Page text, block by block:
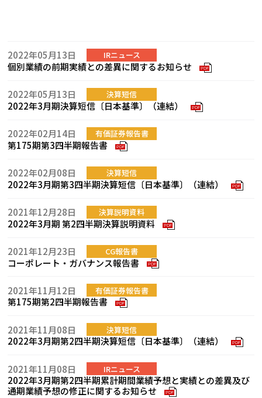
2022年05月13日 IRニュース
個別業績の前期実績との差異に関するお知らせ PDF
2022年05月13日 決算短信
2022年3月期決算短信〔日本基準〕（連結） PDF
2022年02月14日 有価証券報告書
第175期第3四半期報告書 PDF
2022年02月08日 決算短信
2022年3月期第3四半期決算短信〔日本基準〕（連結） PDF
2021年12月28日 決算説明資料
2022年3月期 第2四半期決算説明資料 PDF
2021年12月23日 CG報告書
コーポレート・ガバナンス報告書 PDF
2021年11月12日 有価証券報告書
第175期第2四半期報告書 PDF
2021年11月08日 決算短信
2022年3月期第2四半期決算短信〔日本基準〕（連結） PDF
2021年11月08日 IRニュース
2022年3月期第2四半期累計期間業績予想と実績との差異及び
通期業績予想の修正に関するお知らせ
PDF